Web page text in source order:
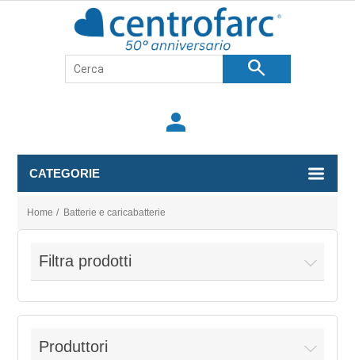
search
person
CATEGORIE
Home / Batterie e caricabatterie
Filtra prodotti
Produttori